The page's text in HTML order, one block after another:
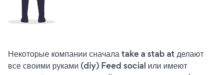
Некоторые компании сначала take a stab at делают
все своими руками (diy) Feed social или имеют